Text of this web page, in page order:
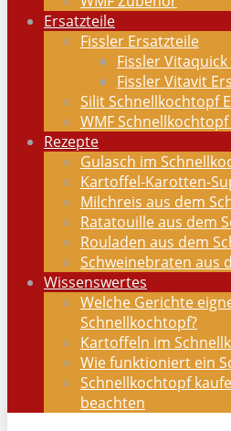
Ersatzteile
Fissler Ersatzteile
Fissler
Fissler Vitavit
Silit Schnellkochtopf
WMF
Rezepte
Gulasch im
Kartoffel-Karotten-
Milchreis aus dem
Ratatouille aus dem
Rouladen aus dem
Schweinebraten aus
Wissenswertes
Welche Gerichte
Schnellkochtopf?
Kartoffeln im
Wie funktioniert ein
Schnellkochtopf
beachten